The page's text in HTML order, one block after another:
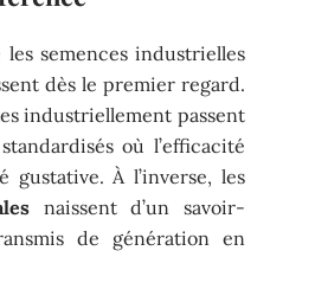
semences industrielles
dès le premier regard.
industriellement passent
où l’efficacité
gustative. À l’inverse, les
naissent d’un savoir-
de génération en